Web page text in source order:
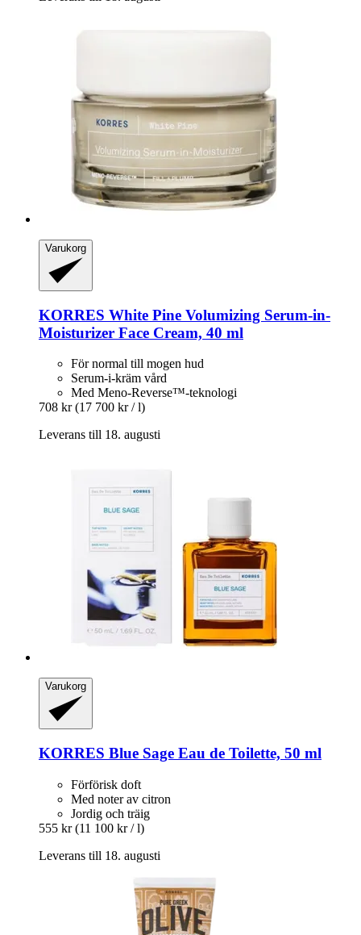
Varukorg
KORRES White Pine Volumizing Serum-​in-​
Moisturizer Face Cream, 40 ml
För normal till mogen hud
Serum-i-kräm vård
Med Meno-Reverse™-teknologi
708 kr (17 700 kr / l)
Leverans till 18. augusti
Varukorg
KORRES Blue Sage Eau de Toilette, 50 ml
Förförisk doft
Med noter av citron
Jordig och träig
555 kr (11 100 kr / l)
Leverans till 18. augusti